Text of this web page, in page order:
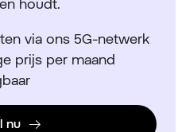
houdt.
via ons 5G-netwerk
prijs per maand
nu